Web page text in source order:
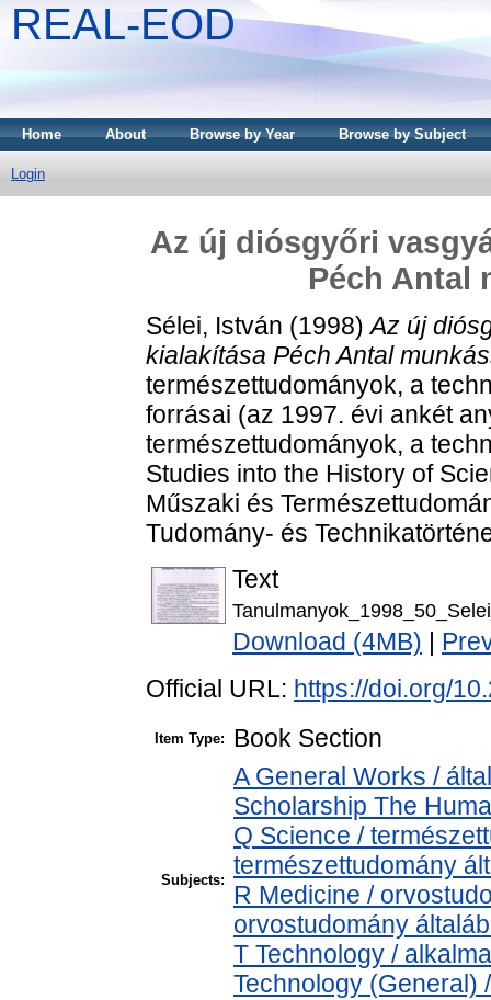
REAL-EOD
Home About Browse by Year Browse by Subject
Login
Az új diósgyőri
Péch Antal
Sélei, István (1998)Az új
kialakítása Péch Antal
természettudományok, a
forrásai (az 1997. évi ankét
természettudományok, a
Studies into the History of
Műszaki és
Tudomány- és
Text
Download (4MB)
Official URL: https://doi.org/
Item Type: Book Section
Subjects:
A General Works /
Scholarship The
Q Science /
természettudomány
R Medicine /
orvostudomány
T Technology /
Technology (General)